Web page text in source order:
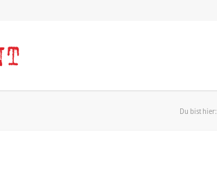
Du bist hier: